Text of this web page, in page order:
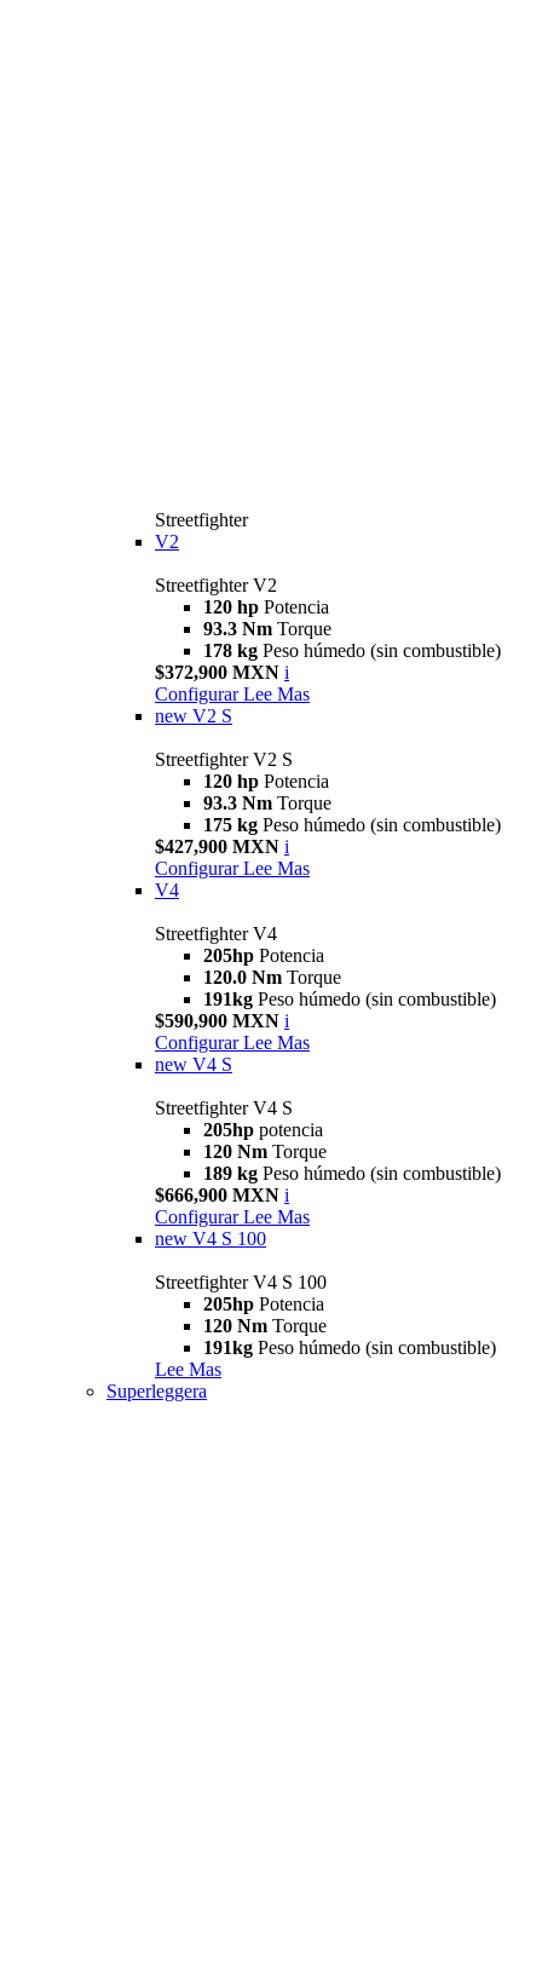
Streetfighter
V2
Streetfighter V2
120 hp Potencia
93.3 Nm Torque
178 kg Peso húmedo (sin combustible)
$372,900 MXN i
Configurar Lee Mas
new V2 S
Streetfighter V2 S
120 hp Potencia
93.3 Nm Torque
175 kg Peso húmedo (sin combustible)
$427,900 MXN i
Configurar Lee Mas
V4
Streetfighter V4
205hp Potencia
120.0 Nm Torque
191kg Peso húmedo (sin combustible)
$590,900 MXN i
Configurar Lee Mas
new V4 S
Streetfighter V4 S
205hp potencia
120 Nm Torque
189 kg Peso húmedo (sin combustible)
$666,900 MXN i
Configurar Lee Mas
new V4 S 100
Streetfighter V4 S 100
205hp Potencia
120 Nm Torque
191kg Peso húmedo (sin combustible)
Lee Mas
Superleggera